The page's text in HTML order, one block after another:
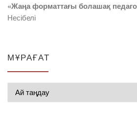
«Жаңа форматтағы болашақ
Несібелі
МҰРАҒАТ